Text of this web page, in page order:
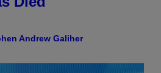
Andrew Galiher